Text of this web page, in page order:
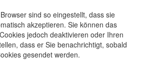
sind so eingestellt, dass sie
akzeptieren. Sie können das
jedoch deaktivieren oder Ihren
dass er Sie benachrichtigt, sobald
gesendet werden.